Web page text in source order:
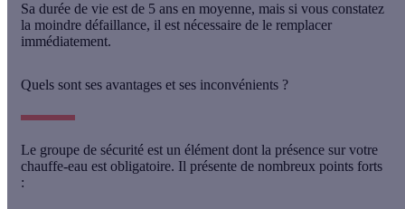
Sa durée de vie est de 5 ans en moyenne, mais si vous constatez
la moindre défaillance, il est nécessaire de le remplacer
immédiatement.
Quels sont ses avantages et ses inconvénients ?
Le groupe de sécurité est un élément dont la présence sur votre
chauffe-eau est obligatoire. Il présente de nombreux points forts
: